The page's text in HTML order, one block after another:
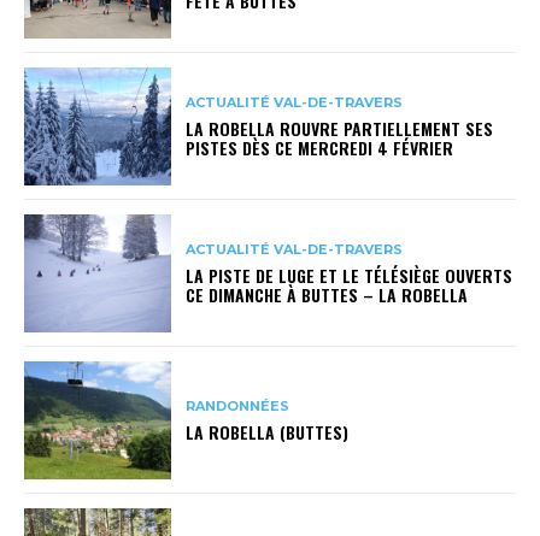
ACTUALITÉ VAL-DE-TRAVERS
LA ROBELLA ROUVRE PARTIELLEMENT SES
PISTES DÈS CE MERCREDI 4 FÉVRIER
ACTUALITÉ VAL-DE-TRAVERS
LA PISTE DE LUGE ET LE TÉLÉSIÈGE OUVERTS
CE DIMANCHE À BUTTES – LA ROBELLA
RANDONNÉES
LA ROBELLA (BUTTES)